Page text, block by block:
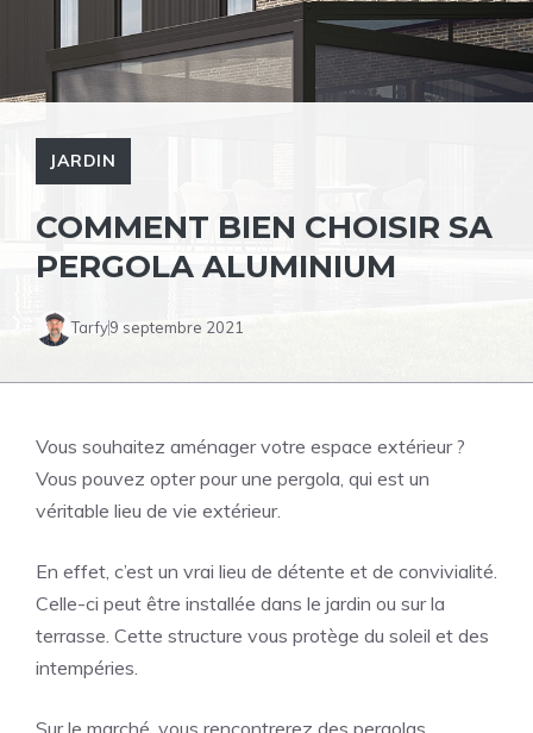
JARDIN
COMMENT BIEN CHOISIR SA
PERGOLA ALUMINIUM
Tarfy9 septembre 2021
Vous souhaitez aménager votre espace extérieur ?
Vous pouvez opter pour une pergola, qui est un
véritable lieu de vie extérieur.
En effet, c’est un vrai lieu de détente et de convivialité.
Celle-ci peut être installée dans le jardin ou sur la
terrasse. Cette structure vous protège du soleil et des
intempéries.
Sur le marché, vous rencontrerez des pergolas